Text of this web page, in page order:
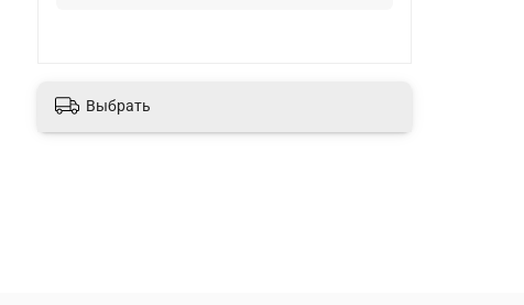
Выбрать